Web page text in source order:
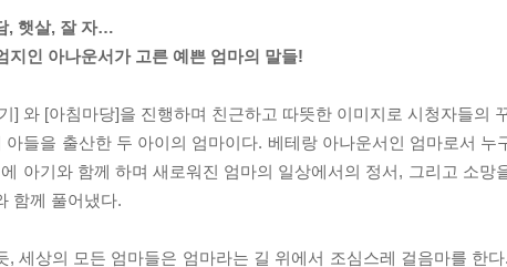
, 햇살, 잘 자…
지인 아나운서가 고른 예쁜 엄마의 말들!
] 와 [아침마당]을 진행하며 친근하고 따뜻한 이미지로 시청자들의
아들을 출산한 두 아이의 엄마이다. 베테랑 아나운서인 엄마로서
아기와 함께 하며 새로워진 엄마의 일상에서의 정서, 그리고 소망
함께 풀어냈다.
, 세상의 모든 엄마들은 엄마라는 길 위에서 조심스레 걸음마를 한